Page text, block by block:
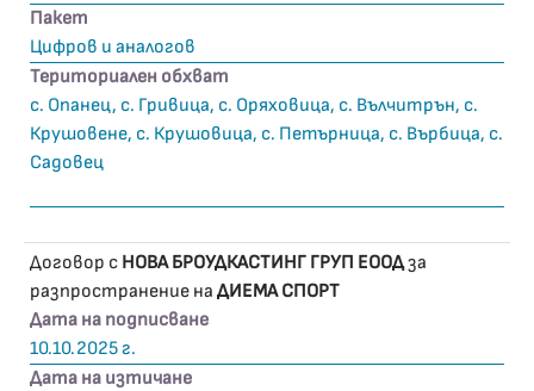
Пакет
Цифров и аналогов
Териториален обхват
с. Опанец, с. Гривица, с. Оряховица, с. Вълчитрън, с.
Крушовене, с. Крушовица, с. Петърница, с. Върбица, с.
Садовец
Договор с НОВА БРОУДКАСТИНГ ГРУП ЕООДза
разпространение на ДИЕМА СПОРТ
Дата на подписване
10.10.2025 г.
Дата на изтичане